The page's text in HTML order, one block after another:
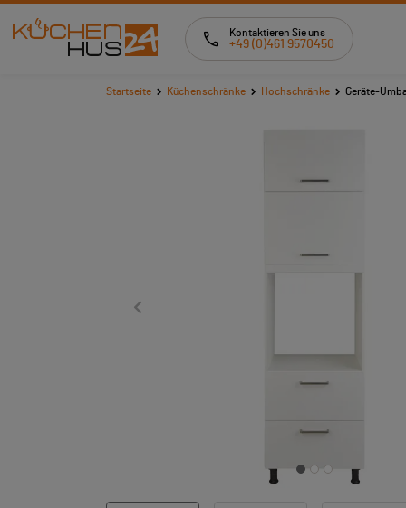
Kontaktieren Sie uns
+49 (0)461 9570450
Startseite Küchenschränke Hochschränke Geräte-